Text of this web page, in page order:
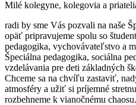
Milé kolegyne, kolegovia a
radi by sme Vás pozvali na naše
opäť pripravujeme spolu so
pedagogika, vychovávateľstvo a
Špeciálna pedagogika, sociálna
vzdelávania pre deti základných
Chceme sa na chvíľu zastaviť,
atmosféry a užiť si príjemné
rozbehneme k vianočnému chaosu.